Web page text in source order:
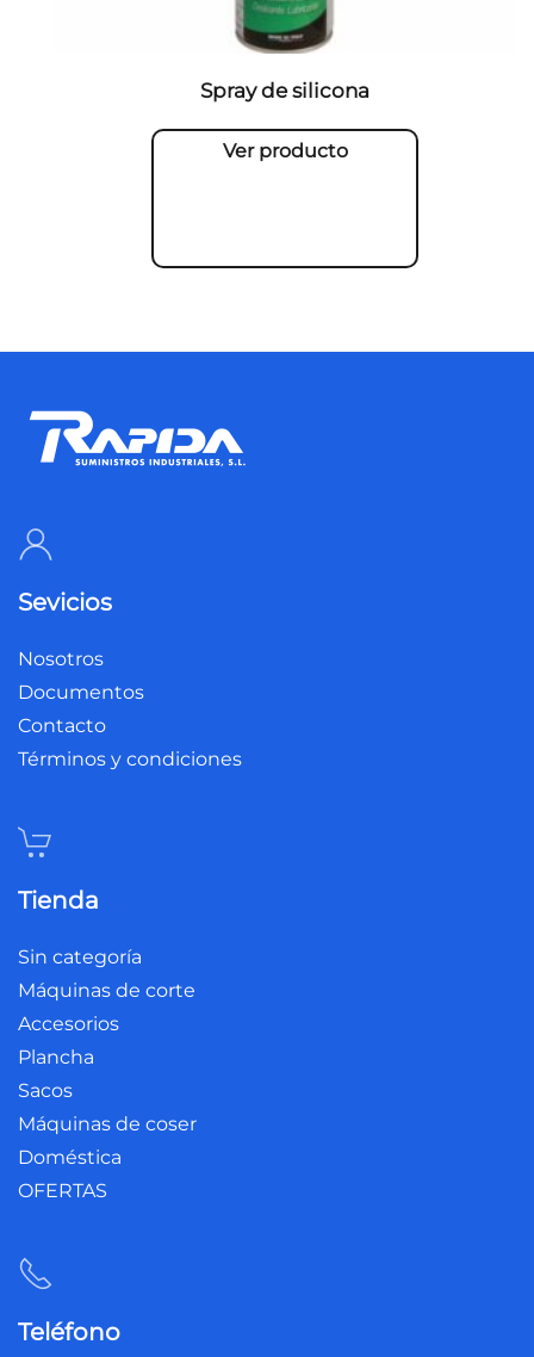
Spray de silicona
Ver producto
Sevicios
Nosotros
Documentos
Contacto
Términos y condiciones
Tienda
Sin categoría
Máquinas de corte
Accesorios
Plancha
Sacos
Máquinas de coser
Doméstica
OFERTAS
Teléfono